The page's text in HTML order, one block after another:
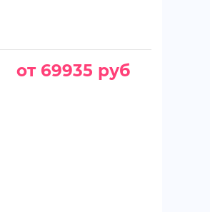
от 69935 руб